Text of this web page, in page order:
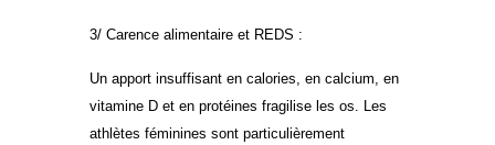
3/ Carence alimentaire et REDS :
Un apport insuffisant en calories, en calcium, en
vitamine D et en protéines fragilise les os. Les
athlètes féminines sont particulièrement